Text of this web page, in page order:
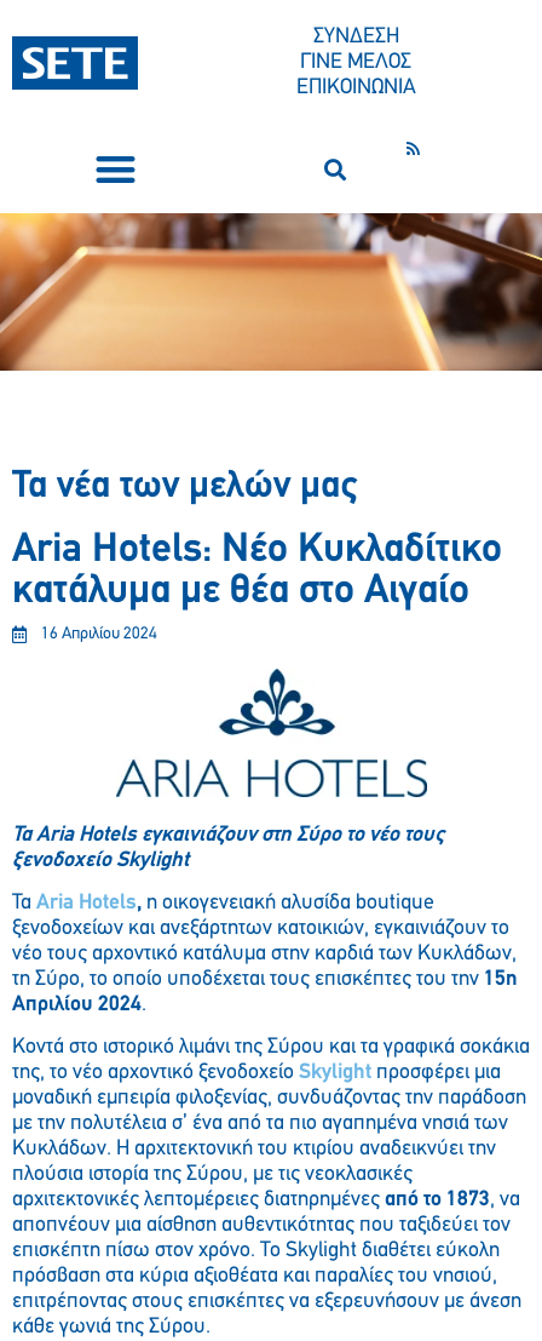
ΣΥΝΔΕΣΗ
ΓΙΝΕ ΜΕΛΟΣ
ΕΠΙΚΟΙΝΩΝΙΑ
Τα νέα των μελών μας
Aria Hotels: Νέο Κυκλαδίτικο
κατάλυμα με θέα στο Αιγαίο
16 Απριλίου 2024
ΤαAria Hotelsεγκαινιάζουν στη Σύρο το νέο τους
ξενοδοχείοSkylight
Τα Aria Hotels, η οικογενειακή αλυσίδα boutique
ξενοδοχείων και ανεξάρτητων κατοικιών, εγκαινιάζουν το
νέο τους αρχοντικό κατάλυμα στην καρδιά των Κυκλάδων,
τη Σύρο, το οποίο υποδέχεται τους επισκέπτες του την 15η
Απριλίου 2024.
Κοντά στο ιστορικό λιμάνι της Σύρου και τα γραφικά σοκάκια
της, το νέο αρχοντικό ξενοδοχείο Skylight προσφέρει μια
μοναδική εμπειρία φιλοξενίας, συνδυάζοντας την παράδοση
με την πολυτέλεια σ’ ένα από τα πιο αγαπημένα νησιά των
Κυκλάδων. Η αρχιτεκτονική του κτιρίου αναδεικνύει την
πλούσια ιστορία της Σύρου, με τις νεοκλασικές
αρχιτεκτονικές λεπτομέρειες διατηρημένες από το 1873, να
αποπνέουν μια αίσθηση αυθεντικότητας που ταξιδεύει τον
επισκέπτη πίσω στον χρόνο. Το Skylight διαθέτει εύκολη
πρόσβαση στα κύρια αξιοθέατα και παραλίες του νησιού,
επιτρέποντας στους επισκέπτες να εξερευνήσουν με άνεση
κάθε γωνιά της Σύρου.